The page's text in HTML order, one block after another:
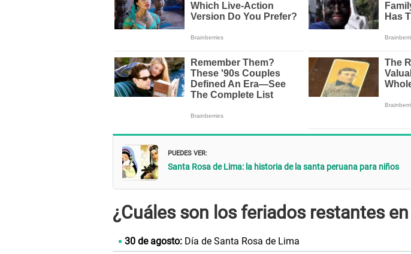
PUEDES VER:
Santa Rosa de Lima: la historia de la santa peruana para niños
¿Cuáles son los feriados restantes
30 de agosto: Día de Santa Rosa de Lima